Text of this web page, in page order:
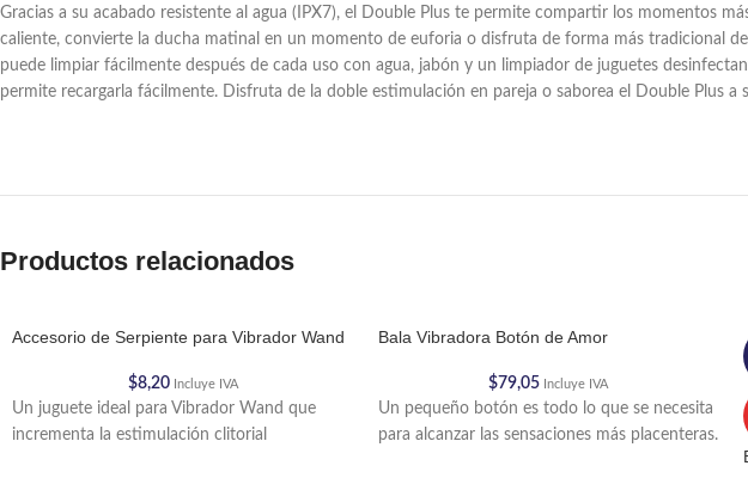
Gracias a su acabado resistente al agua (IPX7), el Double Plus te permite compartir los momentos
caliente, convierte la ducha matinal en un momento de euforia o disfruta de forma más tradicional
puede limpiar fácilmente después de cada uso con agua, jabón y un limpiador de juguetes
permite recargarla fácilmente. Disfruta de la doble estimulación en pareja o saborea el Double Plus
Productos relacionados
Accesorio de Serpiente para Vibrador Wand
$8,20 Incluye IVA
Un juguete ideal para Vibrador Wand que
incrementa la estimulación clitorial
Bala Vibradora Botón de Amor
$79,05 Incluye IVA
Un pequeño botón es todo lo que se necesita
para alcanzar las sensaciones más placenteras.